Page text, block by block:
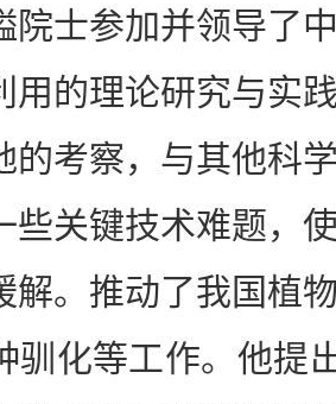
士参加并领导了中
用的理论研究与实
的考察，与其他科
些关键技术难题，
解。推动了我国植
驯化等工作。他提